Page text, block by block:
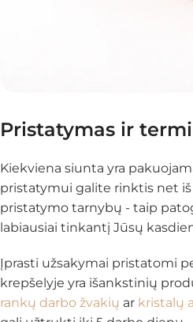
Pristatymas ir
Kiekviena siunta yra
pristatymui galite rinktis net
pristatymo tarnybų - taip
labiausiai tinkantį Jūsų
Įprasti užsakymai pristatomi
krepšelyje yra išankstinių
rankų darbo žvakių ar kristalų